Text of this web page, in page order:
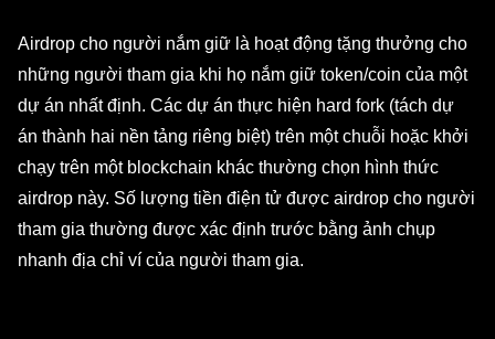
Airdrop cho người nắm giữ là hoạt động tặng thưởng cho
những người tham gia khi họ nắm giữ token/coin của một
dự án nhất định. Các dự án thực hiện hard fork (tách dự
án thành hai nền tảng riêng biệt) trên một chuỗi hoặc khởi
chạy trên một blockchain khác thường chọn hình thức
airdrop này. Số lượng tiền điện tử được airdrop cho người
tham gia thường được xác định trước bằng ảnh chụp
nhanh địa chỉ ví của người tham gia.